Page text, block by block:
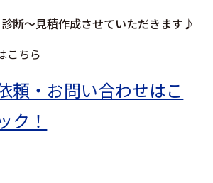
断～見積作成させていただきます♪
こちら
頼・お問い合わせはこ
ク！